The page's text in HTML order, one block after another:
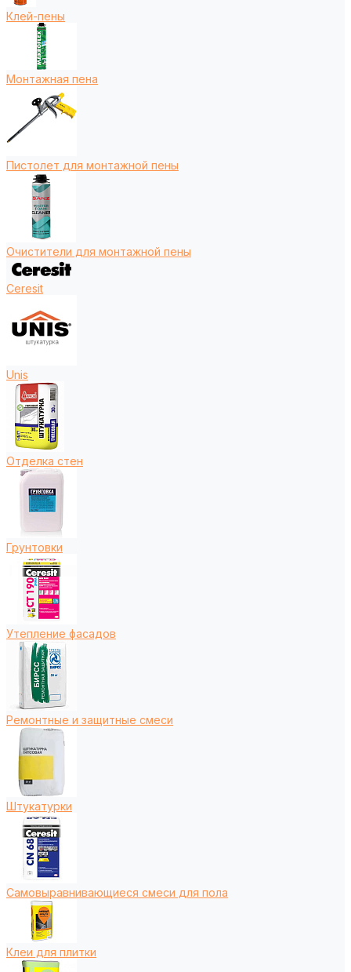
Клей-пены
Монтажная пена
Пистолет для монтажной пены
Очистители для монтажной пены
Ceresit
Unis
Отделка стен
Грунтовки
Утепление фасадов
Ремонтные и защитные смеси
Штукатурки
Самовыравнивающиеся смеси для пола
Клеи для плитки